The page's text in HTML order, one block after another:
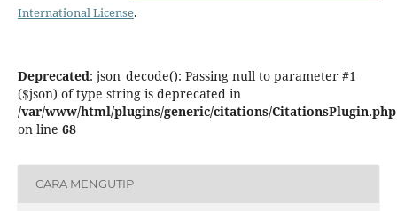
International License.
Deprecated: json_decode(): Passing null to parameter #1
($json) of type string is deprecated in
/var/www/html/plugins/generic/citations/CitationsPlugin.php
on line 68
CARA MENGUTIP